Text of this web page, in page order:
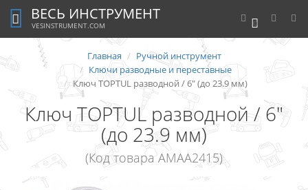
0
ВЕСЬ ИНСТРУМЕНТ
VESINSTRUMENT.COM
Главная
Ручной инструмент
Ключи разводные и переставные
Ключ TOPTUL разводной / 6" (до 23.9 мм)
Ключ TOPTUL разводной / 6"
(до 23.9 мм)
(Код товара AMAA2415)